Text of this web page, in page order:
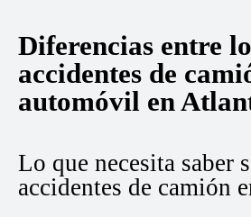
Diferencias entre
accidentes de
automóvil en
Lo que necesita saber
accidentes de camión